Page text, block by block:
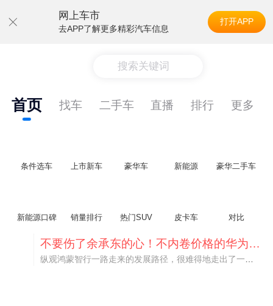
网上车市
去APP了解更多精彩汽车信息
打开APP
搜索关键词
首页 找车 二手车 直播 排行 更多
条件选车 上市新车 豪华车 新能源 豪华二手车
新能源口碑 销量排行 热门SUV 皮卡车 对比
不要伤了余承东的心！不内卷价格的华为，弥足珍贵！